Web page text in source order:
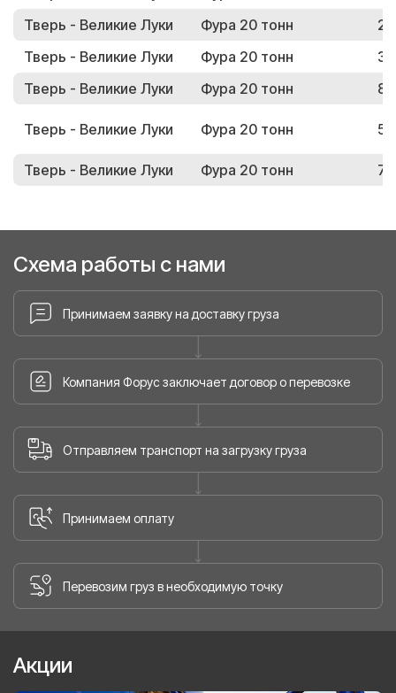
Тверь - Великие Луки
Фура 20 тонн
Тверь - Великие Луки
Фура 20 тонн
Тверь - Великие Луки
Фура 20 тонн
Тверь - Великие Луки Фура 20 тонн
Тверь - Великие Луки Фура 20 тонн
Схема работы с нами
Принимаем заявку на доставку груза
Компания Форус заключает договор о перевозке
Отправляем транспорт на загрузку груза
Принимаем оплату
Перевозим груз в необходимую точку
Акции